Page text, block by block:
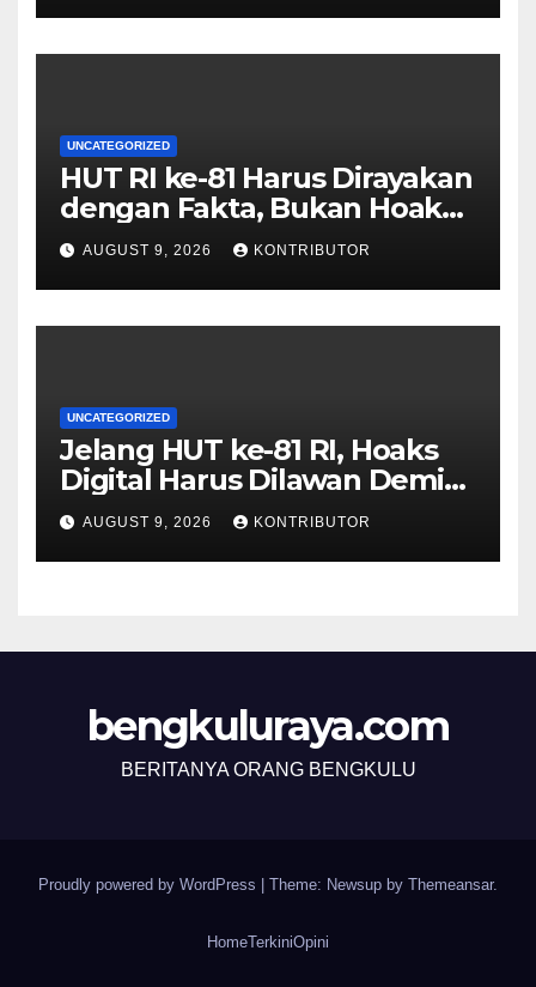
UNCATEGORIZED
HUT RI ke-81 Harus Dirayakan
dengan Fakta, Bukan Hoaks
yang Memecah Belah
AUGUST 9, 2026 KONTRIBUTOR
UNCATEGORIZED
Jelang HUT ke-81 RI, Hoaks
Digital Harus Dilawan Demi
Menjaga Persatuan
AUGUST 9, 2026 KONTRIBUTOR
bengkuluraya.com
BERITANYA ORANG BENGKULU
Proudly powered by WordPress | Theme: Newsup by Themeansar.
HomeTerkiniOpini